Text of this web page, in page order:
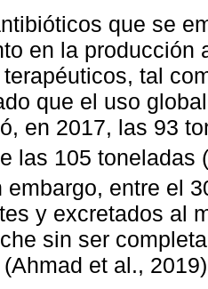
que se
en la producción
tal
que el uso
en 2017, las 93
las 105 toneladas (
embargo, entre el
y excretados al
sin ser
et al.,